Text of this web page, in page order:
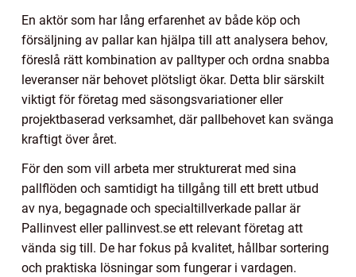
En aktör som har lång erfarenhet av både köp och
försäljning av pallar kan hjälpa till att analysera behov,
föreslå rätt kombination av palltyper och ordna snabba
leveranser när behovet plötsligt ökar. Detta blir särskilt
viktigt för företag med säsongsvariationer eller
projektbaserad verksamhet, där pallbehovet kan svänga
kraftigt över året.
För den som vill arbeta mer strukturerat med sina
pallflöden och samtidigt ha tillgång till ett brett utbud
av nya, begagnade och specialtillverkade pallar är
Pallinvest eller pallinvest.se ett relevant företag att
vända sig till. De har fokus på kvalitet, hållbar sortering
och praktiska lösningar som fungerar i vardagen.